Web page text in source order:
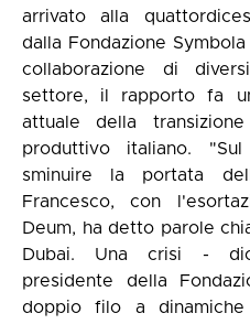
arrivato alla
dalla Fondazione
collaborazione di
settore, il rapporto fa
attuale della
produttivo italiano.
sminuire la portata
Francesco, con
Deum, ha detto parole
Dubai. Una crisi -
presidente della
doppio filo a dinamiche